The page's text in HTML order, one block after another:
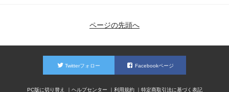
ページの先頭へ
Twitterフォロー Facebookページ
PC版に切り替え ヘルプセンター 利用規約 特定商取引法に基づく表記